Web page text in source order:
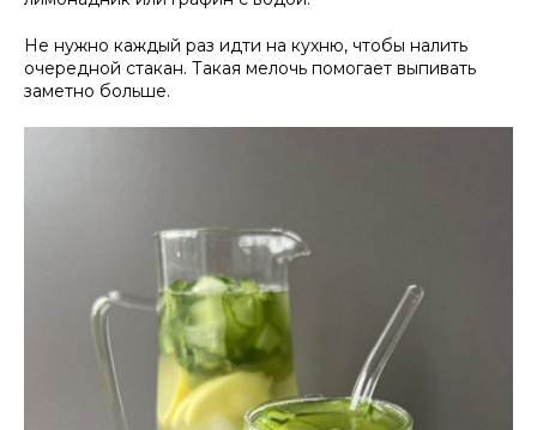
Не нужно каждый раз идти на кухню, чтобы налить
очередной стакан. Такая мелочь помогает выпивать
заметно больше.